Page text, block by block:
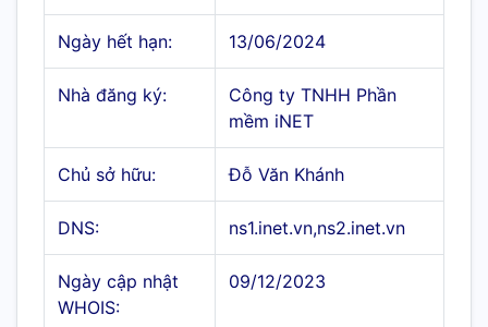
Ngày hết hạn: 13/06/2024
Nhà đăng ký:
Công ty TNHH Phần
mềm iNET
Chủ sở hữu: Đỗ Văn Khánh
DNS: ns1.inet.vn,ns2.inet.vn
Ngày cập nhật
WHOIS:
09/12/2023